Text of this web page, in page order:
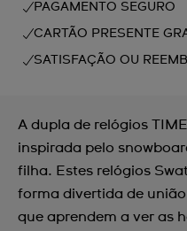
PAGAMENTO SEGURO
CARTÃO PRESENTE
SATISFAÇÃO OU
A dupla de relógios
inspirada pelo
filha. Estes relógios
forma divertida de
que aprendem a ver as